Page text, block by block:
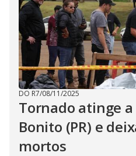
DO R7/08/11/2025
Tornado atinge a
Bonito (PR) e
mortos